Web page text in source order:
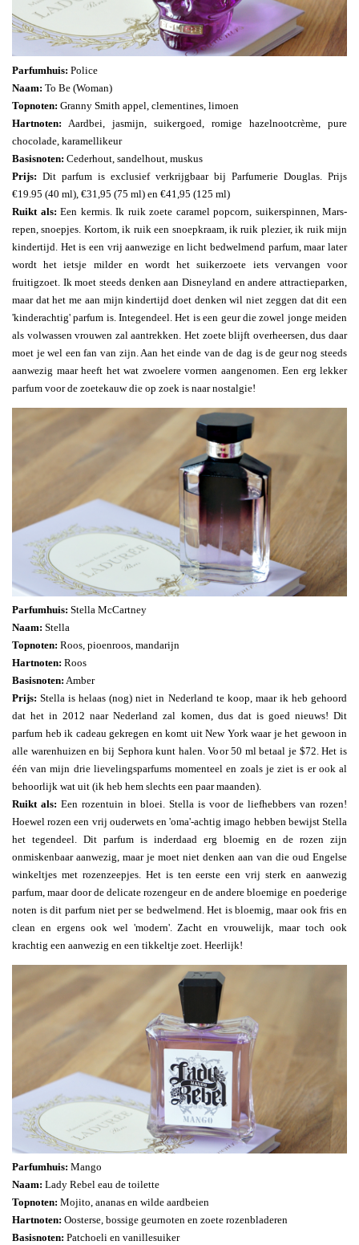
Parfumhuis: Police
Naam: To Be (Woman)
Topnoten: Granny Smith appel, clementines, limoen
Hartnoten: Aardbei, jasmijn, suikergoed, romige hazelnootcrème, pure
chocolade, karamellikeur
Basisnoten: Cederhout, sandelhout, muskus
Prijs: Dit parfum is exclusief verkrijgbaar bij Parfumerie Douglas. Prijs
€19.95 (40 ml), €31,95 (75 ml) en €41,95 (125 ml)
Ruikt als: Een kermis. Ik ruik zoete caramel popcorn, suikerspinnen, Mars-
repen, snoepjes. Kortom, ik ruik een snoepkraam, ik ruik plezier, ik ruik mijn
kindertijd. Het is een vrij aanwezige en licht bedwelmend parfum, maar later
wordt het ietsje milder en wordt het suikerzoete iets vervangen voor
fruitigzoet. Ik moet steeds denken aan Disneyland en andere attractieparken,
maar dat het me aan mijn kindertijd doet denken wil niet zeggen dat dit een
'kinderachtig' parfum is. Integendeel. Het is een geur die zowel jonge meiden
als volwassen vrouwen zal aantrekken. Het zoete blijft overheersen, dus daar
moet je wel een fan van zijn. Aan het einde van de dag is de geur nog steeds
aanwezig maar heeft het wat zwoelere vormen aangenomen. Een erg lekker
parfum voor de zoetekauw die op zoek is naar nostalgie!
Parfumhuis: Stella McCartney
Naam: Stella
Topnoten: Roos, pioenroos, mandarijn
Hartnoten: Roos
Basisnoten: Amber
Prijs: Stella is helaas (nog) niet in Nederland te koop, maar ik heb gehoord
dat het in 2012 naar Nederland zal komen, dus dat is goed nieuws! Dit
parfum heb ik cadeau gekregen en komt uit New York waar je het gewoon in
alle warenhuizen en bij Sephora kunt halen. Voor 50 ml betaal je $72. Het is
één van mijn drie lievelingsparfums momenteel en zoals je ziet is er ook al
behoorlijk wat uit (ik heb hem slechts een paar maanden).
Ruikt als: Een rozentuin in bloei. Stella is voor de liefhebbers van rozen!
Hoewel rozen een vrij ouderwets en 'oma'-achtig imago hebben bewijst Stella
het tegendeel. Dit parfum is inderdaad erg bloemig en de rozen zijn
onmiskenbaar aanwezig, maar je moet niet denken aan van die oud Engelse
winkeltjes met rozenzeepjes. Het is ten eerste een vrij sterk en aanwezig
parfum, maar door de delicate rozengeur en de andere bloemige en poederige
noten is dit parfum niet per se bedwelmend. Het is bloemig, maar ook fris en
clean en ergens ook wel 'modern'. Zacht en vrouwelijk, maar toch ook
krachtig een aanwezig en een tikkeltje zoet. Heerlijk!
Parfumhuis: Mango
Naam: Lady Rebel eau de toilette
Topnoten: Mojito, ananas en wilde aardbeien
Hartnoten: Oosterse, bossige geurnoten en zoete rozenbladeren
Basisnoten: Patchoeli en vanillesuiker